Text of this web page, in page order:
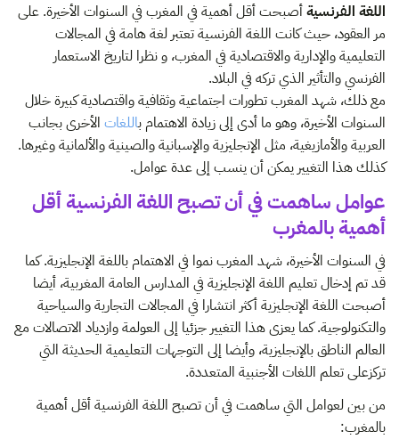
اللغة الفرنسيةأصبحت أقل أهمية في المغرب في السنوات الأخيرة. على
مر العقود، حيث كانت اللغة الفرنسية تعتبر لغة هامة في المجالات
التعليمية والإدارية والاقتصادية في المغرب، و نظرا لتاريخ الاستعمار
الفرنسي والتأثير الذي تركه في البلاد.
مع ذلك، شهد المغرب تطورات اجتماعية وثقافية واقتصادية كبيرة خلال
السنوات الأخيرة، وهو ما أدى إلى زيادة الاهتمام باللغاتالأخرى بجانب
العربية والأمازيغية، مثل الإنجليزية والإسبانية والصينية والألمانية وغيرها.
كذلك هذا التغيير يمكن أن ينسب إلى عدة عوامل.
عوامل ساهمت في أن تصبح اللغة الفرنسية أقل
أهمية بالمغرب
في السنوات الأخيرة، شهد المغرب نموا في الاهتمام باللغة الإنجليزية. كما
قد تم إدخال تعليم اللغة الإنجليزية في المدارس العامة المغربية، أيضا
أصبحت اللغة الإنجليزية أكثر انتشارا في المجالات التجارية والسياحية
والتكنولوجية. كما يعزى هذا التغيير جزئيا إلى العولمة وازدياد الاتصالات مع
العالم الناطق بالإنجليزية، وأيضا إلى التوجهات التعليمية الحديثة التي
تركزعلى تعلم اللغات الأجنبية المتعددة.
من بين لعوامل التي ساهمت في أن تصبح اللغة الفرنسية أقل أهمية
بالمغرب: